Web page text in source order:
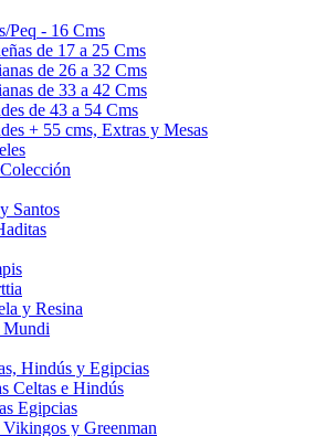
Peq - 16 Cms
de 17 a 25 Cms
de 26 a 32 Cms
de 33 a 42 Cms
de 43 a 54 Cms
+ 55 cms, Extras y Mesas
Santos
y Resina
Mundi
Hindús y Egipcias
Celtas e Hindús
Egipcias
y Greenman